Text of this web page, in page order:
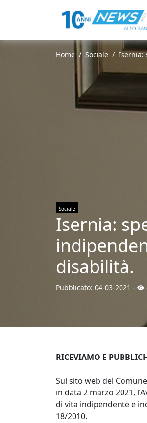
Home Sociale Isernia:
Sociale
Isernia:
disabilità.
Pubblicato: 04-03-2021 -
RICEVIAMO E
Sul sito web del
in data 2 marzo 2021,
di vita indipendente e
18/2010.